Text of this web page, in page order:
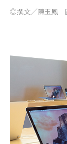
◎撰文／陳玉鳳